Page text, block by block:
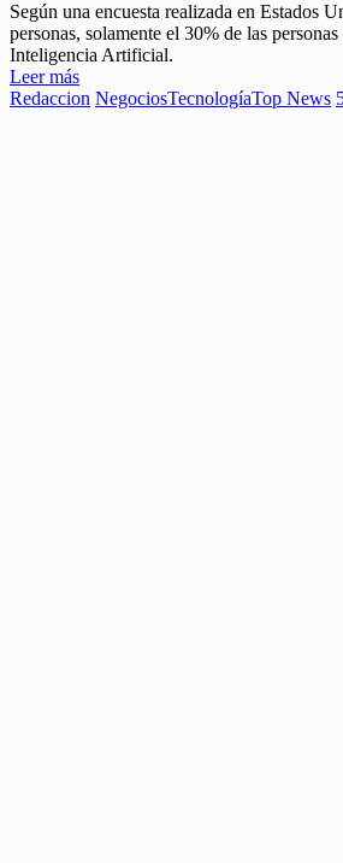
Según una encuesta realizada en Estados
personas, solamente el 30% de las
Inteligencia Artificial.
Leer más
Redaccion NegociosTecnologíaTop News